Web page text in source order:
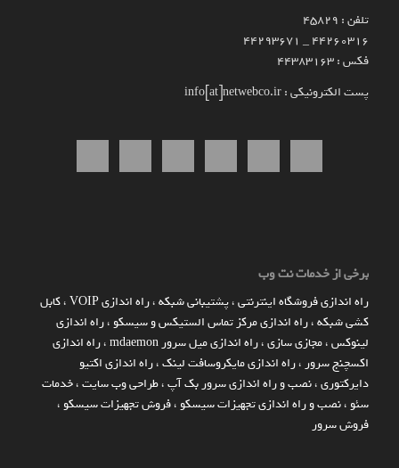
تلفن : 45829
۴۴۲۶۰۳۱۶ _ 44293671
فکس : 44383163
پست الکترونیکی : info[at]netwebco.ir
برخی از خدمات نت وب
راه اندازي فروشگاه اينترنتي،پشتیبانی شبکه،راه اندازی VOIP ،کابل
کشی شبکه،راه اندازی مرکز تماس الستیکس و سیسکو ،راه اندازی
لینوکس،مجازی سازی،راه اندازی میل سرور mdaemon ،راه اندازی
اکسچنج سرور ،راه اندازی مایکروسافت لینک،راه اندازی اکتیو
دایرکتوری،نصب و راه اندازی سرور بک آپ،طراحی وب سایت،خدمات
سئو ،نصب و راه اندازی تجهیزات سیسکو ،فروش تجهیزات سیسکو ،
فروش سرور